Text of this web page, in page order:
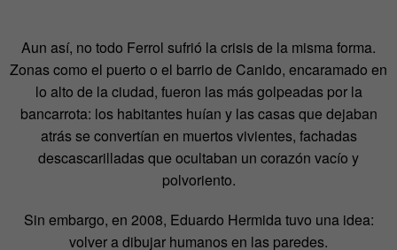
Aun así, no todo Ferrol sufrió la crisis de la misma forma.
Zonas como el puerto o el barrio de Canido, encaramado en
lo alto de la ciudad, fueron las más golpeadas por la
bancarrota: los habitantes huían y las casas que dejaban
atrás se convertían en muertos vivientes, fachadas
descascarilladas que ocultaban un corazón vacío y
polvoriento.
Sin embargo, en 2008, Eduardo Hermida tuvo una idea:
volver a dibujar humanos en las paredes.